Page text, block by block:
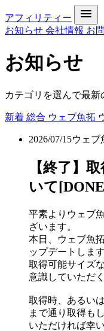
アフィリティー
お知らせ 会社情報 お
お知らせ
カテゴリを選んで最新
新着 総合 ウェブ魚拓
2026/07/15ウェブ
【終了】
いて
平素よりウェブ
ざいます。
本日、ウェブ魚
ップデートします
取得可能サイズ
意識していただ
取得時、あるい
まで通り取得も
いただければ幸い